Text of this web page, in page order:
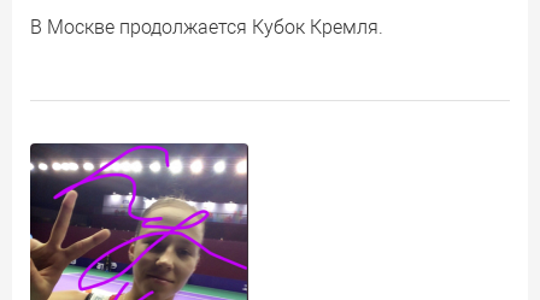
В Москве продолжается Кубок Кремля.